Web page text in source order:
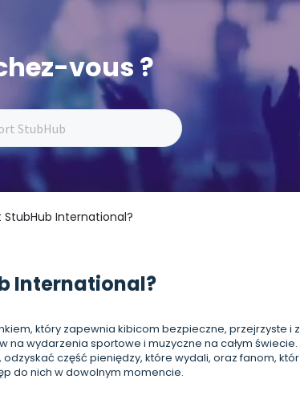
vous ?
International?
International?
który zapewnia kibicom bezpieczne, przejrzyste i
na wydarzenia sportowe i muzyczne na całym
część pieniędzy, które wydali, oraz fanom,
do nich w dowolnym momencie.